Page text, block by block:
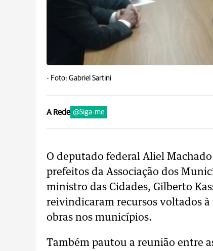
- Foto: Gabriel Sartini
A Rede @Siga-me
O deputado federal Aliel
prefeitos da Associação dos
ministro das Cidades, Gilberto
reivindicaram recursos voltados
obras nos municípios.
Também pautou a reunião entre